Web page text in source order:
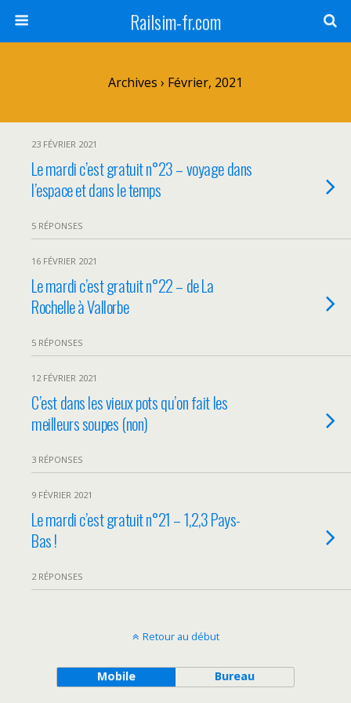
Railsim-fr.com
Archives › Février, 2021
23 FÉVRIER 2021
Le mardi c’est gratuit n°23 – voyage dans
l’espace et dans le temps
5 RÉPONSES
16 FÉVRIER 2021
Le mardi c’est gratuit n°22 – de La
Rochelle à Vallorbe
5 RÉPONSES
12 FÉVRIER 2021
C’est dans les vieux pots qu’on fait les
meilleurs soupes (non)
3 RÉPONSES
9 FÉVRIER 2021
Le mardi c’est gratuit n°21 – 1,2,3 Pays-
Bas !
2 RÉPONSES
Retour au début
Mobile Bureau